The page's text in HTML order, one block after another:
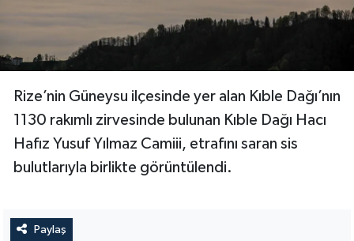
Rize’nin Güneysu ilçesinde yer alan Kıble Dağı’nın
1130 rakımlı zirvesinde bulunan Kıble Dağı Hacı
Hafız Yusuf Yılmaz Camiii, etrafını saran sis
bulutlarıyla birlikte görüntülendi.
Paylaş
Şanlıurfa Müftülüğü
Şırnak Müftülüğü
Tekirdağ Müftülüğü
Trabzon Müftülüğü